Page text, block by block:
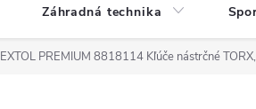
Záhradná technika
EXTOL PREMIUM 8818114 Kľúče nástrčné